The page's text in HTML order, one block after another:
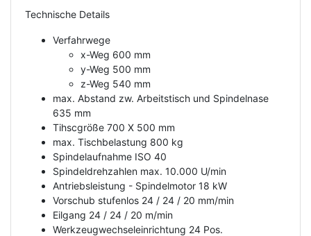
Technische Details
Verfahrwege
x-Weg 600 mm
y-Weg 500 mm
z-Weg 540 mm
max. Abstand zw. Arbeitstisch und Spindelnase
635 mm
Tihscgröße 700 X 500 mm
max. Tischbelastung 800 kg
Spindelaufnahme ISO 40
Spindeldrehzahlen max. 10.000 U/min
Antriebsleistung - Spindelmotor 18 kW
Vorschub stufenlos 24 / 24 / 20 mm/min
Eilgang 24 / 24 / 20 m/min
Werkzeugwechseleinrichtung 24 Pos.